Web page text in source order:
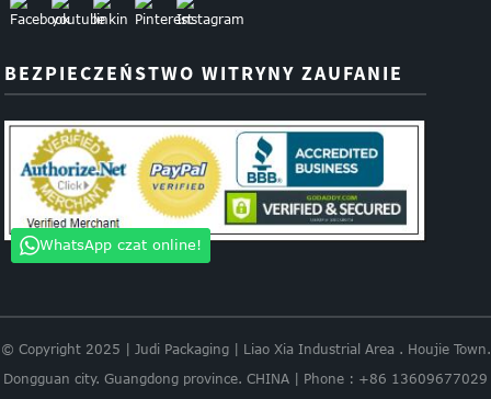
BEZPIECZEŃSTWO WITRYNY ZAUFANIE
WhatsApp czat online!
© Copyright 2025 | Judi Packaging | Liao Xia Industrial Area . Houjie Town.
Dongguan city. Guangdong province. CHINA | Phone : +86 13609677029